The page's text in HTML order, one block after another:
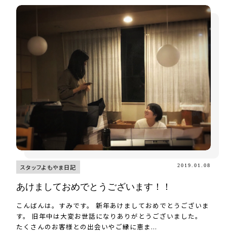
スタッフよもやま日記 2019.01.08
あけましておめでとうございます！！
こんばんは。すみです。 新年あけましておめでとうございま
す。 旧年中は大変お世話になりありがとうございました。
たくさんのお客様との出会いやご縁に恵ま...